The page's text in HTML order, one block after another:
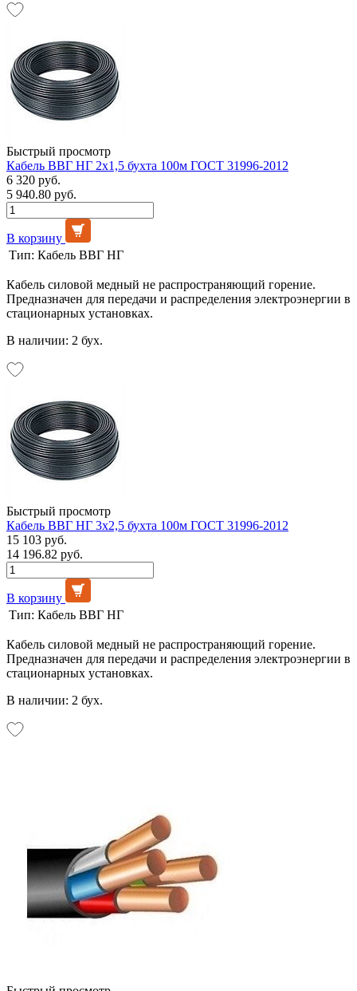
Быстрый просмотр
Кабель ВВГ НГ 2х1,5 бухта 100м ГОСТ 31996-2012
6 320 руб.
5 940.80 руб.
В корзину
Тип: Кабель ВВГ НГ
Кабель силовой медный не распространяющий горение.
Предназначен для передачи и распределения электроэнергии в
стационарных установках.
В наличии: 2 бух.
Быстрый просмотр
Кабель ВВГ НГ 3х2,5 бухта 100м ГОСТ 31996-2012
15 103 руб.
14 196.82 руб.
В корзину
Тип: Кабель ВВГ НГ
Кабель силовой медный не распространяющий горение.
Предназначен для передачи и распределения электроэнергии в
стационарных установках.
В наличии: 2 бух.